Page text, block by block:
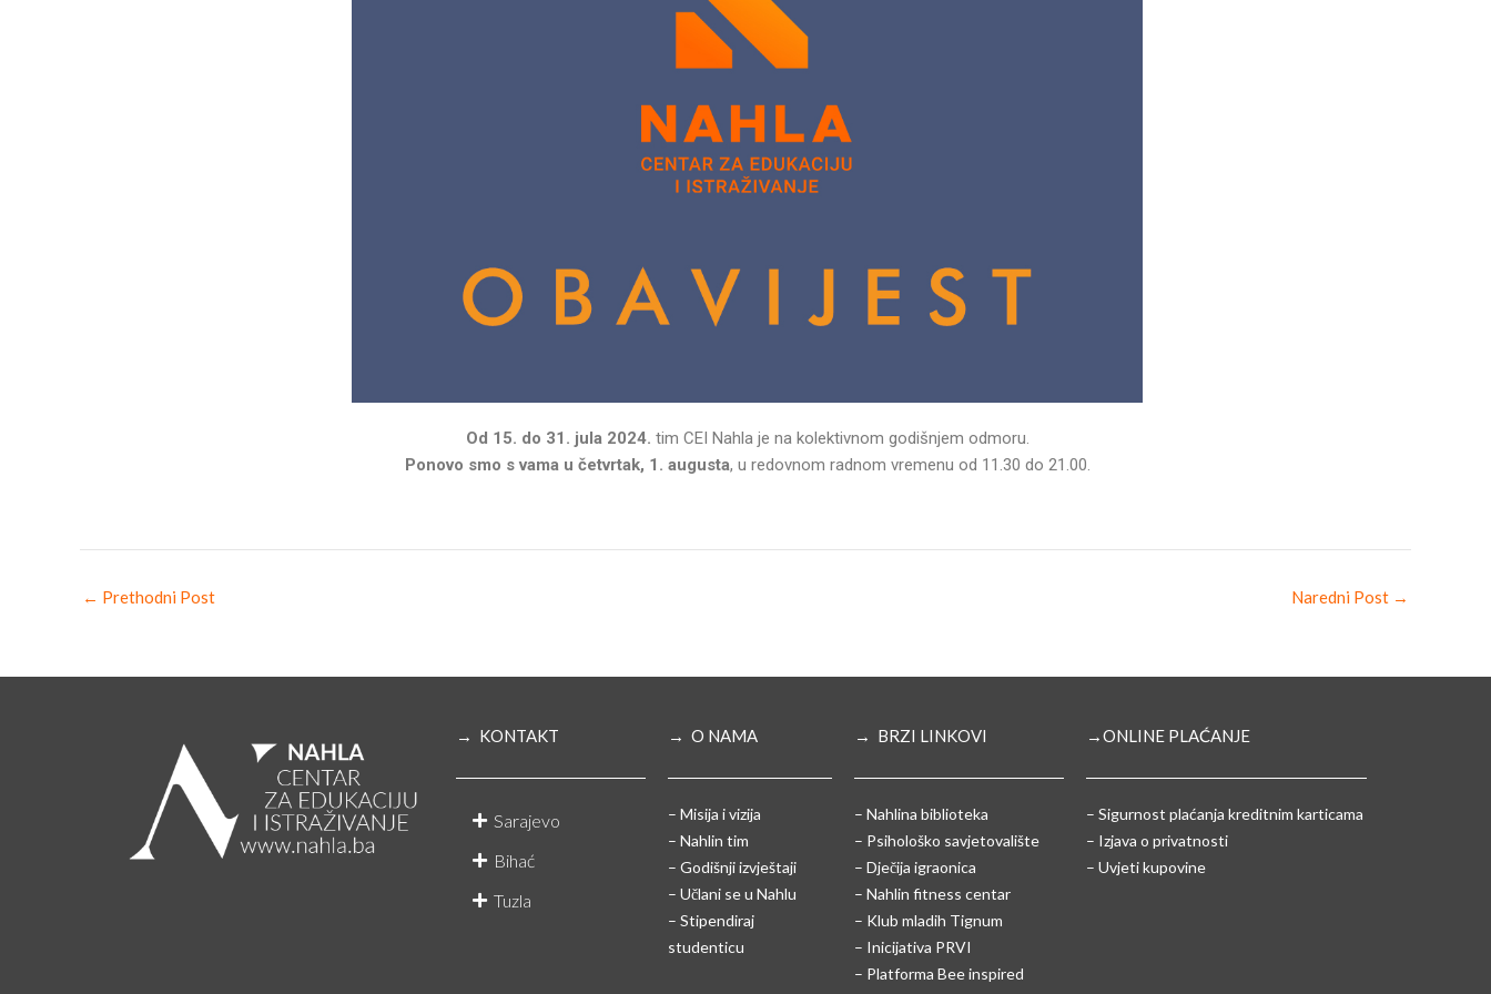
Od 15. do 31. jula 2024. tim CEI Nahla je na kolektivnom godišnjem odmoru.
Ponovo smo s vama u četvrtak, 1. augusta, u redovnom radnom vremenu od 11.30 do 21.00.
← Prethodni Post Naredni Post →
→ KONTAKT
Sarajevo
Bihać
Tuzla
→ O NAMA
– Misija i vizija
– Nahlin tim
– Godišnji izvještaji
– Učlani se u Nahlu
– Stipendiraj
studenticu
→ BRZI LINKOVI
– Nahlina biblioteka
– Psihološko savjetovalište
– Dječija igraonica
– Nahlin fitness centar
– Klub mladih Tignum
– Inicijativa PRVI
– Platforma Bee inspired
→ONLINE PLAĆANJE
– Sigurnost plaćanja kreditnim karticama
– Izjava o privatnosti
– Uvjeti kupovine